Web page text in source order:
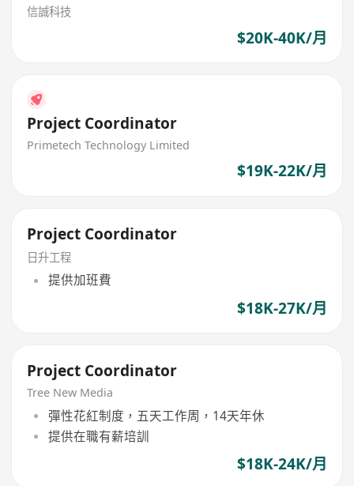
信誠科技
$20K-40K/月
Project Coordinator
Primetech Technology Limited
$19K-22K/月
Project Coordinator
日升工程
提供加班費
$18K-27K/月
Project Coordinator
Tree New Media
彈性花紅制度，五天工作周，14天年休
提供在職有薪培訓
$18K-24K/月